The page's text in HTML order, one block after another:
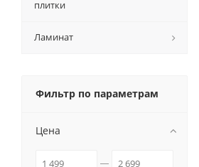
плитки
Ламинат
Фильтр по параметрам
Цена